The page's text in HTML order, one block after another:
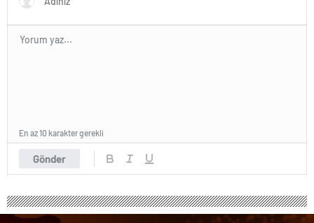
Gönder
En az 10 karakter gerekli